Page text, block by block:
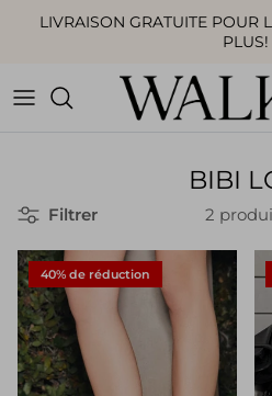
Aller au contenu
LIVRAISON GRATUITE POUR
PLUS!
BIBI
Filtrer 2
40% de réduction